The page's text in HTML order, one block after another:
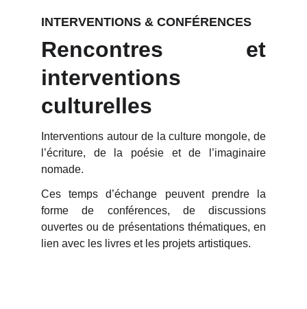
INTERVENTIONS & CONFÉRENCES
Rencontres et
interventions
culturelles
Interventions autour de la culture mongole, de
l’écriture, de la poésie et de l’imaginaire
nomade.
Ces temps d’échange peuvent prendre la
forme de conférences, de discussions
ouvertes ou de présentations thématiques, en
lien avec les livres et les projets artistiques.